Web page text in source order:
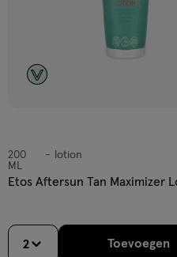
één, Bijna uitverkocht!Er
lotion
200
ML
lotion
Etos Aftersun Tan Maximizer
2 Toevoegen